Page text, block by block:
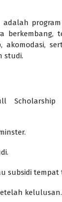
berkembang,
studi.
subsidi tempat
kelulusan.